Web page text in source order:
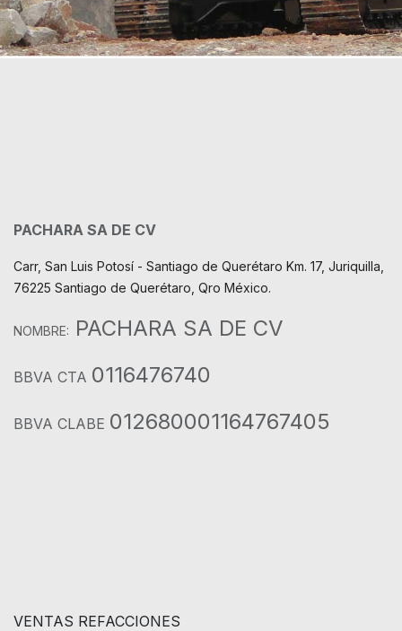
PACHARA SA DE CV
Carr, San Luis Potosí - Santiago de Querétaro Km. 17, Juriquilla,
76225 Santiago de Querétaro, Qro México.
NOMBRE: PACHARA SA DE CV
BBVA CTA 0116476740
BBVA CLABE 012680001164767405
VENTAS REFACCIONES